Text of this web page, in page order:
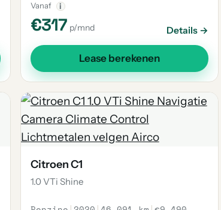
Vanaf i
€317 p/mnd Details →
Lease berekenen
Citroen C1
1.0 VTi Shine